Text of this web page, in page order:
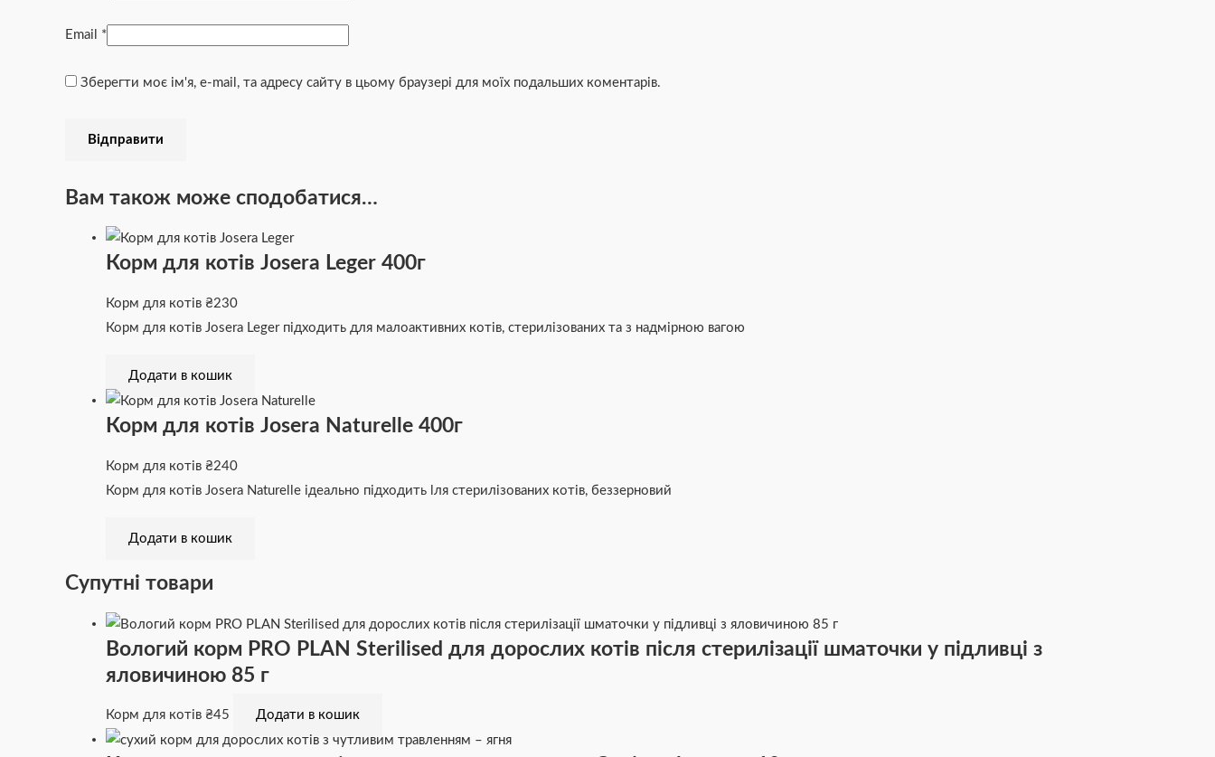
Email *
Зберегти моє ім'я, e-mail, та адресу сайту в цьому браузері для моїх подальших коментарів.
Вам також може сподобатися…
Корм для котів Josera Leger 400г
Корм для котів ₴230
Корм для котів Josera Leger підходить для малоактивних котів, стерилізованих та з надмірною вагою
Додати в кошик
Корм для котів Josera Naturelle 400г
Корм для котів ₴240
Корм для котів Josera Naturelle ідеально підходить lля стерилізованих котів, беззерновий
Додати в кошик
Супутні товари
Вологий корм PRO PLAN Sterilised для дорослих котів після стерилізації шматочки у підливці з
яловичиною 85 г
Корм для котів ₴45 Додати в кошик